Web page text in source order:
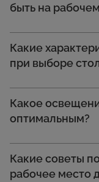
быть на
Какие
при выборе
Какое
оптимальным?
Какие советы
рабочее место